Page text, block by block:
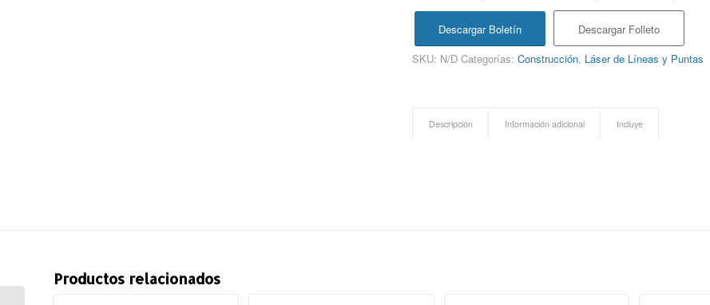
Descargar Boletín
Descargar Folleto
SKU: N/D Categorías:Construcción, Láser de Líneas y Puntas
Descripción Información adicional Incluye
Productos relacionados